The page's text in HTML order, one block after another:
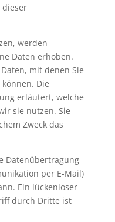
dieser
werden
Daten erhoben.
mit denen Sie
Die
erläutert, welche
sie nutzen. Sie
Zweck das
Datenübertragung
per E-Mail)
Ein lückenloser
durch Dritte ist